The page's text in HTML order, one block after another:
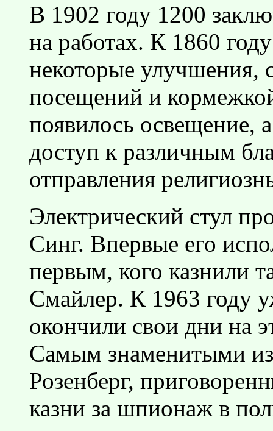
В 1902 году 1200
на работах. К 1860
некоторые улучшения,
посещений и
появилось освещение,
доступ к различным
отправления
Электрический стул
Синг. Впервые его
первым, кого казнили
Смайлер. К 1963 году
окончили свои дни на
Самым знаменитыми
Розенберг,
казни за шпионаж в